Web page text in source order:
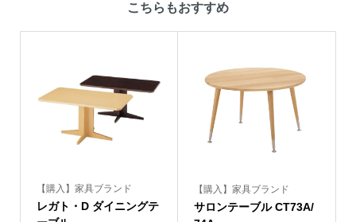
こちらもおすすめ
【購入】家具ブランド
レガト・D ダイニングテ
【購入】家具ブランド
サロンテーブル CT73A/